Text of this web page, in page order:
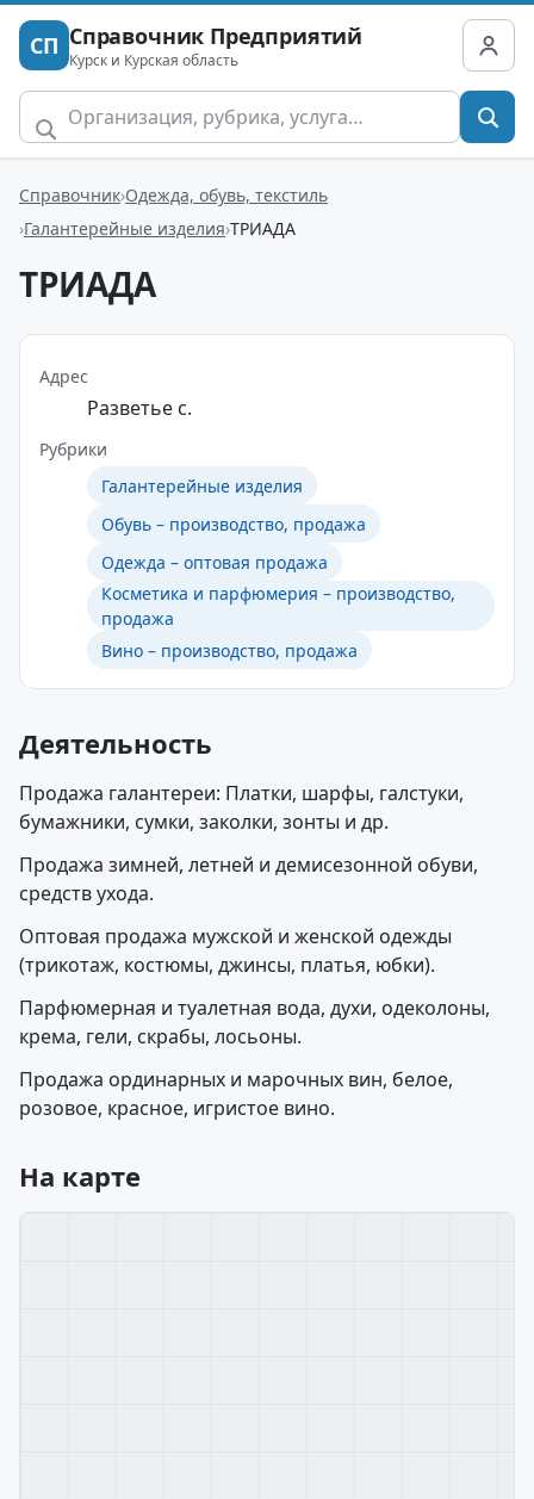
СП Справочник Предприятий
Курск и Курская область
Справочник Одежда, обувь, текстиль
Галантерейные изделия ТРИАДА
ТРИАДА
Адрес
Разветье с.
Рубрики
Галантерейные изделия
Обувь – производство, продажа
Одежда – оптовая продажа
Косметика и парфюмерия – производство,
продажа
Вино – производство, продажа
Деятельность
Продажа галантереи: Платки, шарфы, галстуки,
бумажники, сумки, заколки, зонты и др.
Продажа зимней, летней и демисезонной обуви,
средств ухода.
Оптовая продажа мужской и женской одежды
(трикотаж, костюмы, джинсы, платья, юбки).
Парфюмерная и туалетная вода, духи, одеколоны,
крема, гели, скрабы, лосьоны.
Продажа ординарных и марочных вин, белое,
розовое, красное, игристое вино.
На карте